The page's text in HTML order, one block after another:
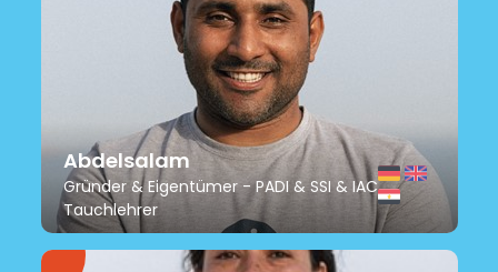
Abdelsalam
Gründer & Eigentümer - PADI & SSI & IAC
Tauchlehrer